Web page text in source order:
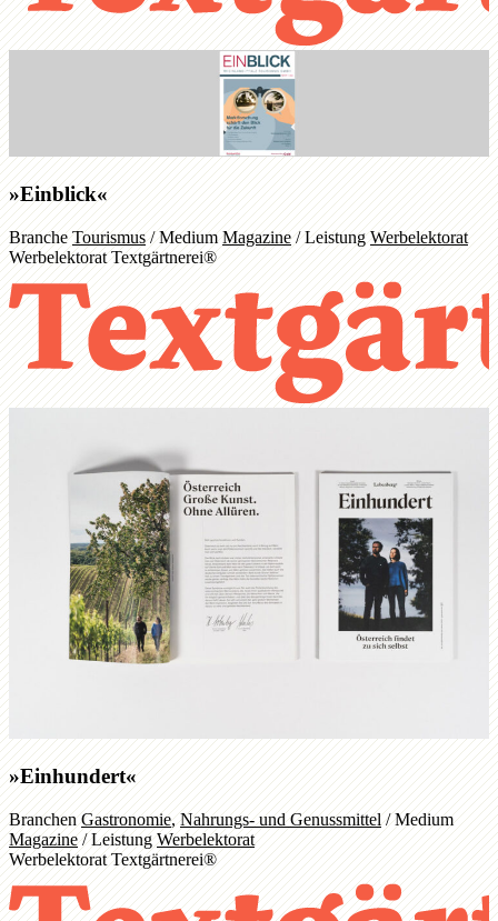
»Einblick«
BrancheTourismus/MediumMagazine/LeistungWerbelektorat
Werbelektorat Textgärtnerei®
»Einhundert«
BranchenGastronomie,Nahrungs- und Genussmittel/Medium
Magazine/LeistungWerbelektorat
Werbelektorat Textgärtnerei®